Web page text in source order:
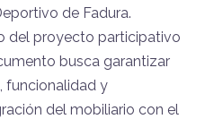
de Fadura.
del proyecto participativo
busca garantizar
funcionalidad y
del mobiliario con el